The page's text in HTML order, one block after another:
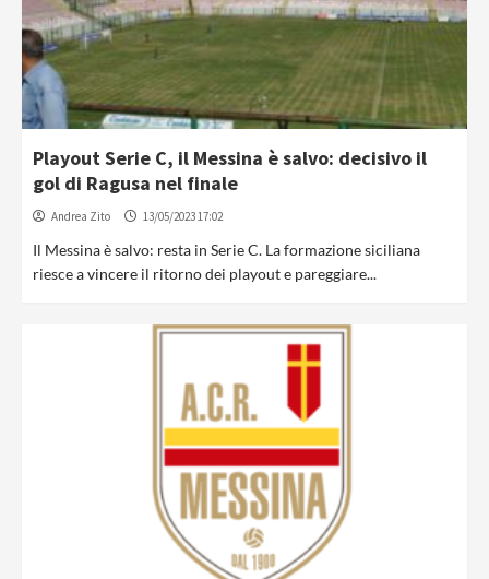
Playout Serie C, il Messina è salvo: decisivo il
gol di Ragusa nel finale
Andrea Zito 13/05/2023 17:02
Il Messina è salvo: resta in Serie C. La formazione siciliana
riesce a vincere il ritorno dei playout e pareggiare...